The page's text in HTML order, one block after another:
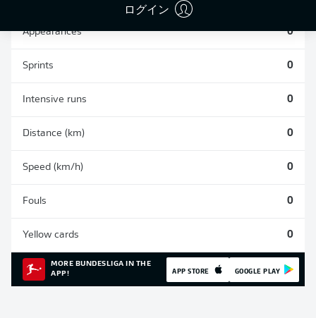
ログイン
Appearances 0
Sprints 0
Intensive runs 0
Distance (km) 0
Speed (km/h) 0
Fouls 0
Yellow cards 0
MORE BUNDESLIGA IN THE
APP!
APP STORE GOOGLE PLAY